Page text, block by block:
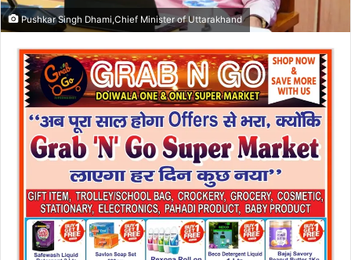
Pushkar Singh Dhami,Chief Minister of Uttarakhand